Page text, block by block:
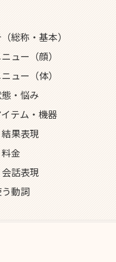
総称・基本）
ュー（顔）
ュー（体）
・悩み
テム・機器
果表現
金
話表現
動詞